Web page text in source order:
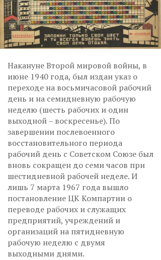
Накануне Второй мировой войны, в
июне 1940 года, был издан указ о
переходе на восьмичасовой рабочий
день и на семидневную рабочую
неделю (шесть рабочих и один
выходной – воскресенье). По
завершении послевоенного
восстановительного периода
рабочий день с Советском Союзе был
вновь сокращен до семи часов при
шестидневной рабочей неделе. И
лишь 7 марта 1967 года вышло
постановление ЦК Компартии о
переводе рабочих и служащих
предприятий, учреждений и
организаций на пятидневную
рабочую неделю с двумя
выходными днями.